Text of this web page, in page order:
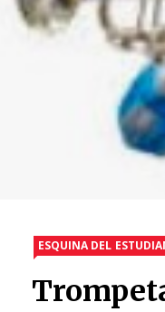
ESQUINA DEL